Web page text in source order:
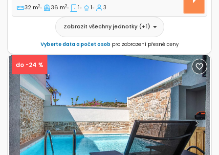
32 m2 36 m2 1 1 3
Zobrazit všechny jednotky(+1)
Vyberte data a počet osob pro zobrazení přesné ceny
Previous Next
do -24 %